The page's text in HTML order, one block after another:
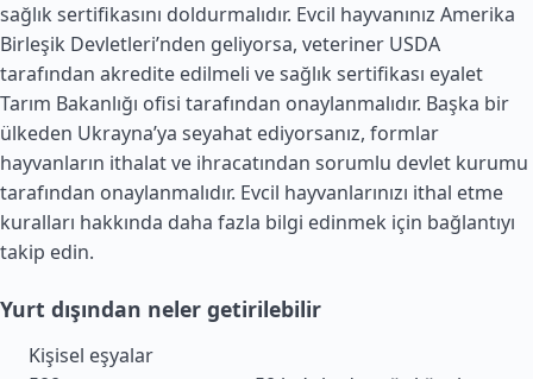
sağlık sertifikasını doldurmalıdır. Evcil hayvanınız Amerika
Birleşik Devletleri’nden geliyorsa, veteriner USDA
tarafından akredite edilmeli ve sağlık sertifikası eyalet
Tarım Bakanlığı ofisi tarafından onaylanmalıdır. Başka bir
ülkeden Ukrayna’ya seyahat ediyorsanız, formlar
hayvanların ithalat ve ihracatından sorumlu devlet kurumu
tarafından onaylanmalıdır. Evcil hayvanlarınızı ithal etme
kuralları hakkında daha fazla bilgi edinmek için bağlantıyı
takip edin.
Yurt dışından neler getirilebilir
Kişisel eşyalar